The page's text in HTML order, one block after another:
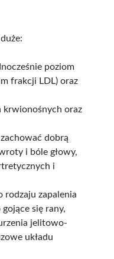
poziom
frakcji LDL) oraz
krwionośnych oraz
dobrą
i bóle głowy,
i
rodzaju zapalenia
się rany,
jelitowo-
układu